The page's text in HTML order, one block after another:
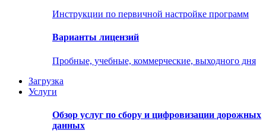
Инструкции по первичной настройке программ
Варианты лицензий
Пробные, учебные, коммерческие, выходного дня
Загрузка
Услуги
Обзор услуг по сбору и цифровизации дорожных
данных